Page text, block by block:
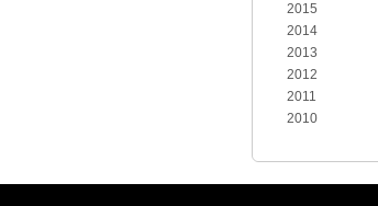
2015
2014
2013
2012
2011
2010